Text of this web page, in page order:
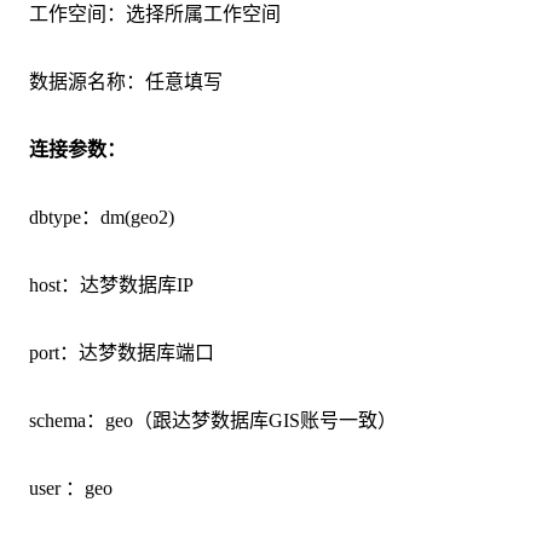
工作空间：选择所属工作空间
数据源名称：任意填写
连接参数：
dbtype：dm(geo2)
host：达梦数据库IP
port：达梦数据库端口
schema：geo（跟达梦数据库GIS账号一致）
user ：geo